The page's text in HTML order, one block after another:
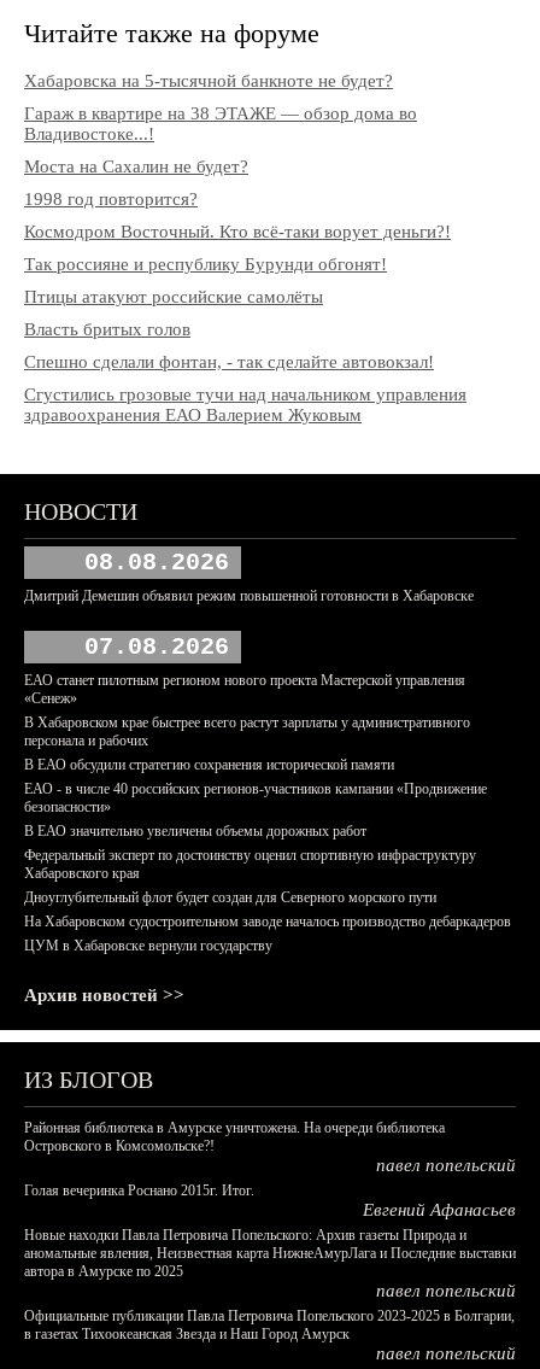
Читайте также на форуме
Хабаровска на 5-тысячной банкноте не будет?
Гараж в квартире на 38 ЭТАЖЕ — обзор дома во
Владивостоке...!
Моста на Сахалин не будет?
1998 год повторится?
Космодром Восточный. Кто всё-таки ворует деньги?!
Так россияне и республику Бурунди обгонят!
Птицы атакуют российские самолёты
Власть бритых голов
Спешно сделали фонтан, - так сделайте автовокзал!
Сгустились грозовые тучи над начальником управления
здравоохранения ЕАО Валерием Жуковым
НОВОСТИ
08.08.2026
Дмитрий Демешин объявил режим повышенной готовности в Хабаровске
07.08.2026
ЕАО станет пилотным регионом нового проекта Мастерской управления
«Сенеж»
В Хабаровском крае быстрее всего растут зарплаты у административного
персонала и рабочих
В ЕАО обсудили стратегию сохранения исторической памяти
ЕАО - в числе 40 российских регионов-участников кампании «Продвижение
безопасности»
В ЕАО значительно увеличены объемы дорожных работ
Федеральный эксперт по достоинству оценил спортивную инфраструктуру
Хабаровского края
Дноуглубительный флот будет создан для Северного морского пути
На Хабаровском судостроительном заводе началось производство дебаркадеров
ЦУМ в Хабаровске вернули государству
Архив новостей >>
ИЗ БЛОГОВ
Районная библиотека в Амурске уничтожена. На очереди библиотека
Островского в Комсомольске?!
павел попельский
Голая вечеринка Роснано 2015г. Итог.
Евгений Афанасьев
Новые находки Павла Петровича Попельского: Архив газеты Природа и
аномальные явления, Неизвестная карта НижнеАмурЛага и Последние выставки
автора в Амурске по 2025
павел попельский
Официальные публикации Павла Петровича Попельского 2023-2025 в Болгарии,
в газетах Тихоокеанская Звезда и Наш Город Амурск
павел попельский